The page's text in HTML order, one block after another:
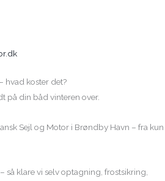
hvad koster det?
på din båd vinteren over.
Sejl og Motor i Brøndby Havn – fra kun
så klare vi selv optagning, frostsikring,